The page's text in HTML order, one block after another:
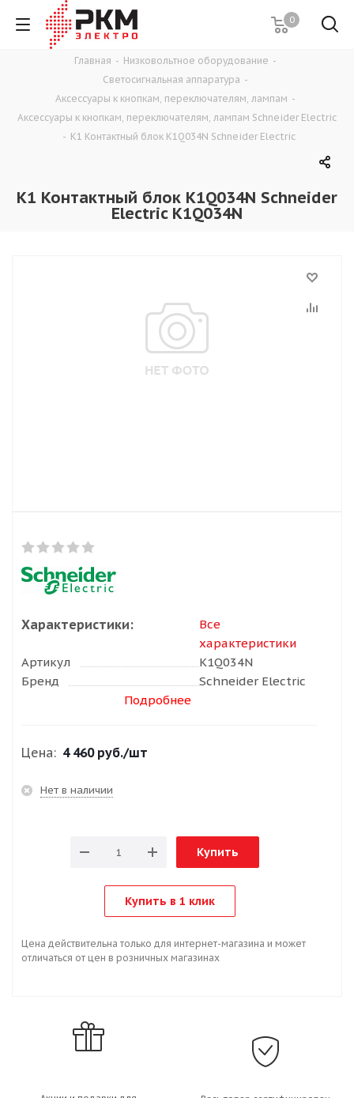
0
Главная - Низковольтное оборудование -
Светосигнальная аппаратура -
Аксессуары к кнопкам, переключателям, лампам -
Аксессуары к кнопкам, переключателям, лампам Schneider Electric
- К1 Контактный блок K1Q034N Schneider Electric
К1 Контактный блок K1Q034N Schneider
Electric K1Q034N
Характеристики:
Все
характеристики
Артикул
K1Q034N
Бренд
Schneider Electric
Подробнее
Цена: 4 460 руб./шт
Нет в наличии
Купить
Купить в 1 клик
Цена действительна только для интернет-магазина и может
отличаться от цен в розничных магазинах